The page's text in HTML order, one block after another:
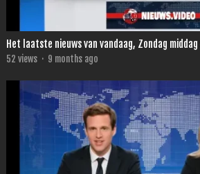
Het laatste nieuws van vandaag, Zondag
52 views · 9 months ago